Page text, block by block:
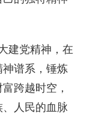
建党精神，在
谱系，锤炼
跨越时空，
人民的血脉